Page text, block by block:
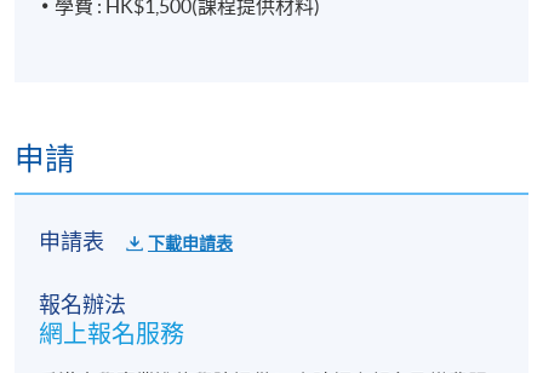
學費 : HK$1,500(課程提供材料)
申請
申請表 下載申請表
報名辦法
網上報名服務